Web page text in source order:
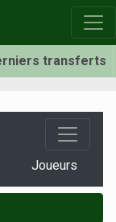
transferts
Joueurs